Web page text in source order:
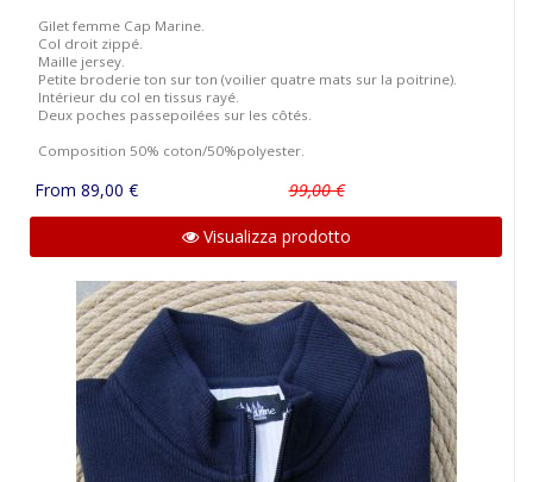
Gilet femme Cap Marine.
Col droit zippé.
Maille jersey.
Petite broderie ton sur ton (voilier quatre mats sur la poitrine).
Intérieur du col en tissus rayé.
Deux poches passepoilées sur les côtés.
Composition 50% coton/50%polyester.
From 89,00 € 99,00 €
Visualizza prodotto